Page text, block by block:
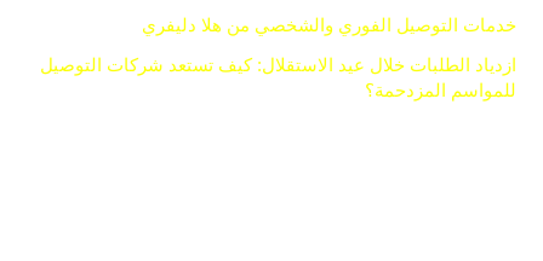
خدمات التوصيل الفوري والشخصي من هلا دليفري
ازدياد الطلبات خلال عيد الاستقلال: كيف تستعد شركات التوصيل
للمواسم المزدحمة؟